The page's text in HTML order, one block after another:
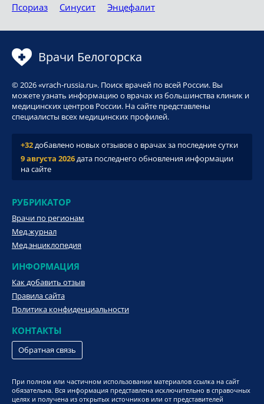
Псориаз
Синусит Энцефалит
Врачи Белогорска
© 2026 «vrach-russia.ru». Поиск врачей по всей России. Вы
можете узнать информацию о врачах из большинства клиник и
медицинских центров России. На сайте представлены
специалисты всех медицинских профилей.
+32добавлено новых отзывов о врачах за последние сутки
9 августа 2026дата последнего обновления информации
на сайте
РУБРИКАТОР
Врачи по регионам
Мед.журнал
Мед.энциклопедия
ИНФОРМАЦИЯ
Как добавить отзыв
Правила сайта
Политика конфиденциальности
КОНТАКТЫ
Обратная связь
При полном или частичном использовании материалов ссылка на сайт
обязательна. Вся информация представлена исключительно в справочных
целях и получена из открытых источников или от представителей